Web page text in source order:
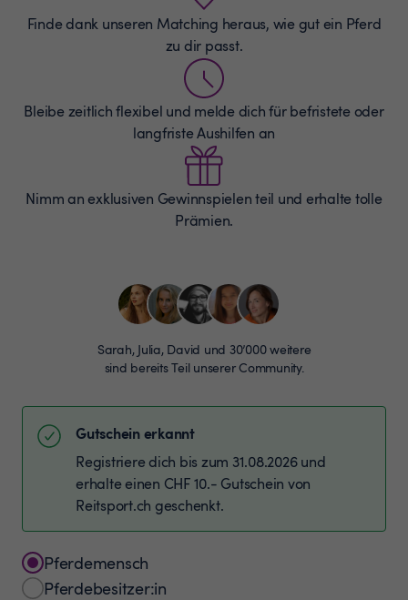
Finde dank unseren Matching heraus, wie gut ein Pferd
zu dir passt.
Bleibe zeitlich flexibel und melde dich für befristete oder
langfriste Aushilfen an
Nimm an exklusiven Gewinnspielen teil und erhalte tolle
Prämien.
Sarah, Julia, David und 30’000 weitere
sind bereits Teil unserer Community.
Gutschein erkannt
Registriere dich bis zum 31.08.2026 und
erhalte einen CHF 10.- Gutschein von
Reitsport.ch geschenkt.
Pferdemensch
Pferdebesitzer:in